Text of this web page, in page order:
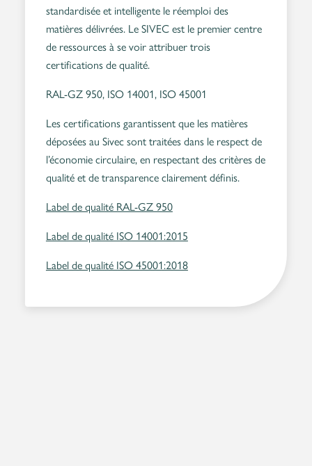
standardisée et intelligente le réemploi des
matières délivrées. Le SIVEC est le premier centre
de ressources à se voir attribuer trois
certifications de qualité.
RAL-GZ 950, ISO 14001, ISO 45001
Les certifications garantissent que les matières
déposées au Sivec sont traitées dans le respect de
l’économie circulaire, en respectant des critères de
qualité et de transparence clairement définis.
Label de qualité RAL-GZ 950
Label de qualité ISO 14001:2015
Label de qualité ISO 45001:2018